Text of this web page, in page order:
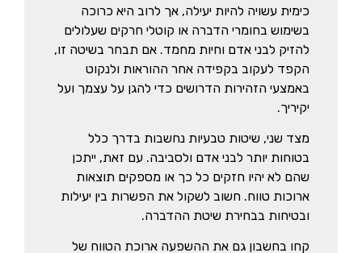
כימית עשויה להיות יעילה, אך לרוב היא כרוכה
בשימוש בחומרי הדברה או קוטלי חרקים שעלולים
להזיק לבני אדם וחיות מחמד. אם תבחר בשיטה זו,
הקפד לעקוב בקפידה אחר ההוראות ולנקוט
באמצעי הזהירות הדרושים כדי להגן על עצמך ועל
יקיריך.
מצד שני, שיטות טבעיות נחשבות בדרך כלל
בטוחות יותר לבני אדם ולסביבה. עם זאת, ייתכן
שהם לא יהיו חזקים כל כך או מספקים תוצאות
ארוכות טווח. חשוב לשקול את הפשרות בין יעילות
ובטיחות בבחירת שיטת ההדברה.
קחו בחשבון גם את ההשפעה ארוכת הטווח של